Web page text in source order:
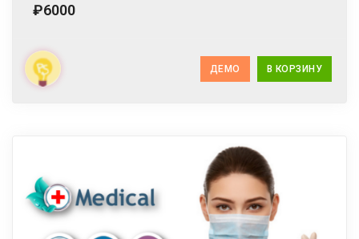
₽6000
ДЕМО В КОРЗИНУ